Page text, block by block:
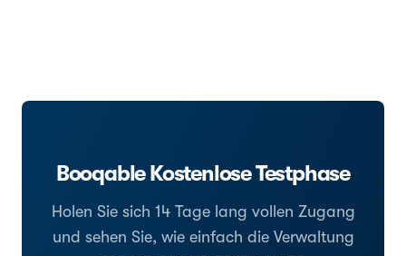
Booqable Kostenlose Testphase
Holen Sie sich 14 Tage lang vollen Zugang
und sehen Sie, wie einfach die Verwaltung